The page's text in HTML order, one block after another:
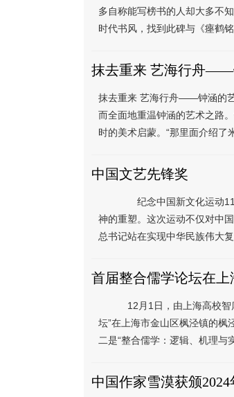
多自称能写榜书的人却大多不
时代书风，找到此碑与《瘞鹤
抹去重来 艺海行舟——
抹去重来 艺海行舟——钟涵的
而全面地重温钟涵的艺术之路
时的美术启蒙。“那里面介绍了
中国文艺先锋奖
纪念中国新文化运动110周
神的重塑。这次运动不仅对中
总书记站在实现中华民族伟大
首届整合儒学论坛在上
12月1日，由上海高校智库·
坛”在上海市金山区枫泾镇的枫
二是“整合儒学：逻辑、机理与
中国作家雪漠获颁